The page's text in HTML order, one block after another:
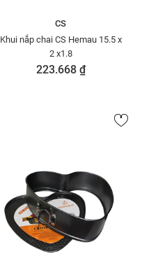
CS
Khui nắp chai CS Hemau 15.5 x
2 x1.8
223.668 ₫